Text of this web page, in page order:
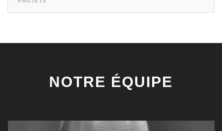
NOTRE ÉQUIPE